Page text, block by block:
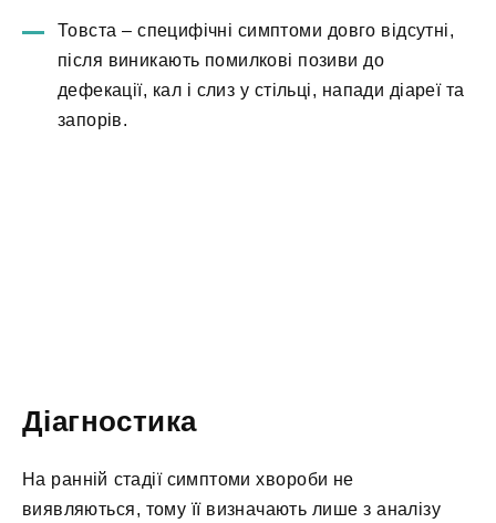
Товста – специфічні симптоми довго відсутні,
після виникають помилкові позиви до
дефекації, кал і слиз у стільці, напади діареї та
запорів.
Діагностика
На ранній стадії симптоми хвороби не
виявляються, тому її визначають лише з аналізу